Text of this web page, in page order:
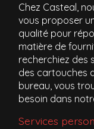
Chez Casteal,
vous proposer
qualité pour
matière de
recherchiez des
des cartouches
bureau, vous
besoin dans
Services